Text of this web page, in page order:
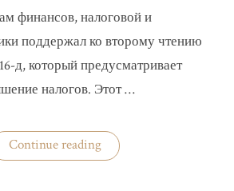
финансов, налоговой и
поддержал ко второму чтению
д, который предусматривает
налогов. Этот …
Continue reading«Комитет
ВР